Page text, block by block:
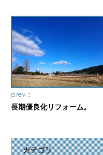
prev：
長期優良化リフォーム。
カテゴリ